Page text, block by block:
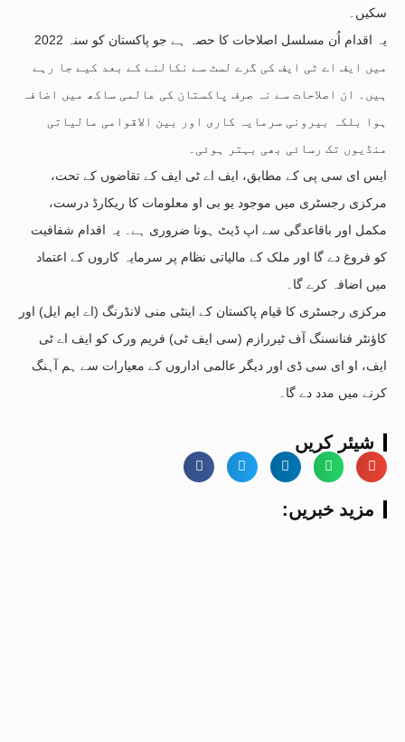
سکیں۔
یہ اقدام اُن مسلسل اصلاحات کا حصہ ہے جو پاکستان کو سنہ 2022
میں ایف اے ٹی ایف کی گرے لسٹ سے نکالنے کے بعد کیے جا رہے
ہیں۔ ان اصلاحات سے نہ صرف پاکستان کی عالمی ساکھ میں اضافہ
ہوا بلکہ بیرونی سرمایہ کاری اور بین الاقوامی مالیاتی
منڈیوں تک رسائی بھی بہتر ہوئی۔
ایس ای سی پی کے مطابق، ایف اے ٹی ایف کے تقاضوں کے تحت،
مرکزی رجسٹری میں موجود یو بی او معلومات کا ریکارڈ درست،
مکمل اور باقاعدگی سے اپ ڈیٹ ہونا ضروری ہے۔ یہ اقدام شفافیت
کو فروغ دے گا اور ملک کے مالیاتی نظام پر سرمایہ کاروں کے اعتماد
میں اضافہ کرے گا۔
مرکزی رجسٹری کا قیام پاکستان کے اینٹی منی لانڈرنگ (اے ایم ایل) اور
کاؤنٹر فنانسنگ آف ٹیررازم (سی ایف ٹی) فریم ورک کو ایف اے ٹی
ایف، او ای سی ڈی اور دیگر عالمی اداروں کے معیارات سے ہم آہنگ
کرنے میں مدد دے گا۔
شیئر کریں
:مزید خبریں